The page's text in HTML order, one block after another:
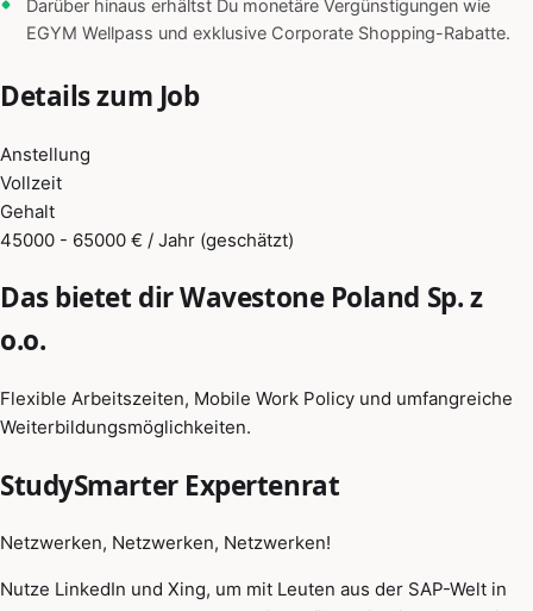
Darüber hinaus erhältst Du monetäre Vergünstigungen wie
EGYM Wellpass und exklusive Corporate Shopping-Rabatte.
Details zum Job
Anstellung
Vollzeit
Gehalt
45000 - 65000 € / Jahr (geschätzt)
Das bietet dir Wavestone Poland Sp. z
o.o.
Flexible Arbeitszeiten, Mobile Work Policy und umfangreiche
Weiterbildungsmöglichkeiten.
StudySmarter Expertenrat
Netzwerken, Netzwerken, Netzwerken!
Nutze LinkedIn und Xing, um mit Leuten aus der SAP-Welt in